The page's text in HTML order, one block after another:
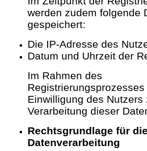
werden zudem folgende
gespeichert:
Die IP-Adresse des
Datum und Uhrzeit der
Im Rahmen des
Einwilligung des Nutzers
Verarbeitung dieser
Rechtsgrundlage für die
Datenverarbeitung